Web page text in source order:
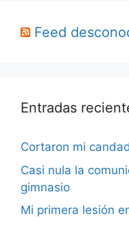
Feed
Entradas
Cortaron mi
Casi nula la
gimnasio
Mi primera lesión